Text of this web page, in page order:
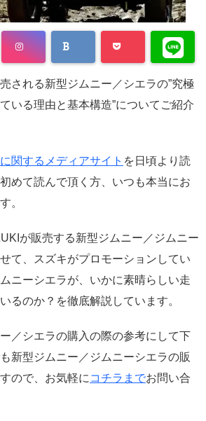
される新型ジムニー／シエラの”究極
いる理由と基本構造”についてご紹介
関するメディアサイト を日頃より読
めて読んで頂く方、いつも本当にお
。
が販売する新型ジムニー／ジムニー
て、スズキがプロモーションしてい
ニーシエラが、いかに素晴らしい走
るのか？を徹底解説しています。
／シエラの購入の際の参考にして下
新型ジムニー／ジムニーシエラの販
ので、お気軽に コチラまでお問い合